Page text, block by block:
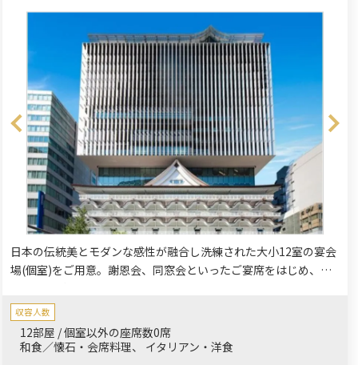
日本の伝統美とモダンな感性が融合し洗練された大小12室の宴会
場(個室)をご用意。謝恩会、同窓会といったご宴席をはじめ、ご
いた和の空間は多目的にご利用いただけます。大阪メトロ「なん
ば」駅12番出口に地下で直結。南海、近鉄などの各私鉄やJR難波
駅へもアクセス至便の立地となります。
収容人数
12部屋 / 個室以外の座席数0席
和食／懐石・会席料理
イタリアン・洋食